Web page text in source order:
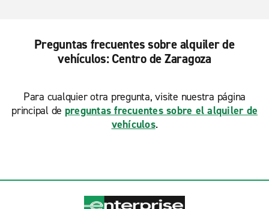
Preguntas frecuentes sobre alquiler de
vehículos: Centro de Zaragoza
Para cualquier otra pregunta, visite nuestra página
principal de preguntas frecuentes sobre el alquiler de
vehículos.